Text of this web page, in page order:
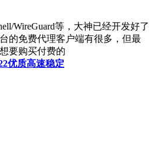
WireGuard等，大神已经开发好了
的免费代理客户端有很多，但最
要购买付费的
优质高速稳定